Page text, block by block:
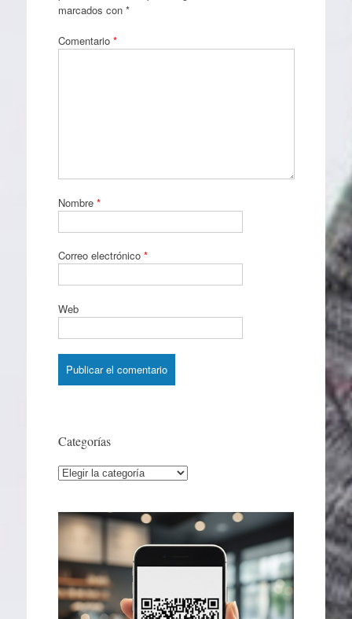
marcados con *
Comentario *
Nombre *
Correo electrónico *
Web
Categorías
Categorías